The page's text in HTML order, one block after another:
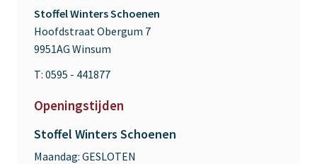
Stoffel Winters Schoenen
Hoofdstraat Obergum 7
9951AG Winsum
T: 0595 - 441877
Openingstijden
Stoffel Winters Schoenen
Maandag: GESLOTEN